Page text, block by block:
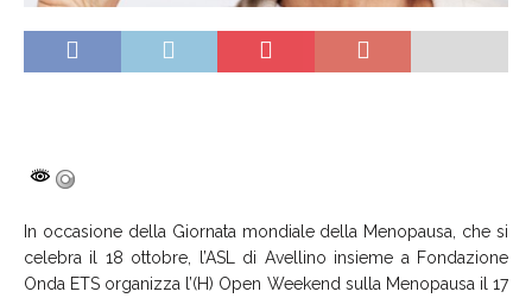
In occasione della Giornata mondiale della Menopausa, che si
celebra il 18 ottobre, l’ASL di Avellino insieme a Fondazione
Onda ETS organizza l’(H) Open Weekend sulla Menopausa il 17